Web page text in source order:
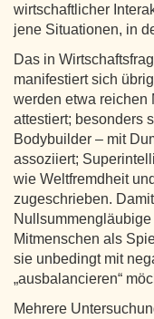
wirtschaftlicher
jene Situationen, in
Das in
manifestiert sich
werden etwa reichen
attestiert; besonders
Bodybuilder – mit
assoziiert;
wie Weltfremdheit
zugeschrieben.
Mitmenschen als
sie unbedingt mit
„ausbalancieren“
Mehrere